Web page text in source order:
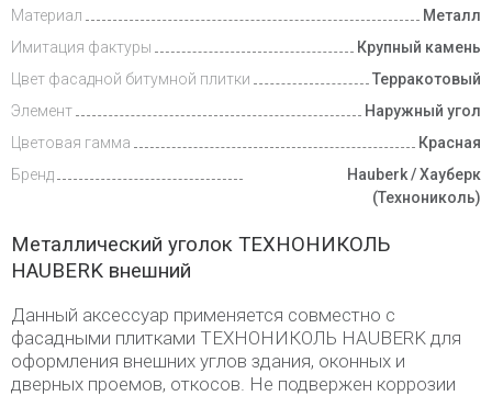
Доставка
и оплата
Материал
Металл
Имитация фактуры
Крупный камень
Цвет фасадной битумной плитки
Терракотовый
Элемент
Наружный угол
Цветовая гамма
Красная
Бренд
Hauberk / Хауберк
(Технониколь)
Металлический уголок ТЕХНОНИКОЛЬ
HAUBERK внешний
Данный аксессуар применяется совместно с
фасадными плитками ТЕХНОНИКОЛЬ HAUBERK для
оформления внешних углов здания, оконных и
дверных проемов, откосов. Не подвержен коррозии